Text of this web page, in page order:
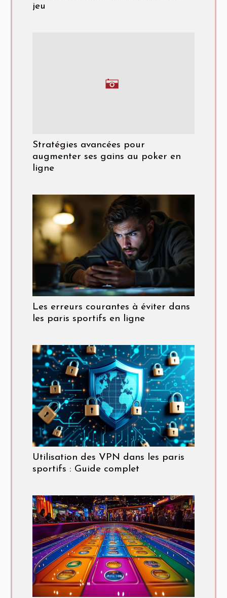
jeu
Stratégies avancées pour
augmenter ses gains au poker en
ligne
Les erreurs courantes à éviter dans
les paris sportifs en ligne
Utilisation des VPN dans les paris
sportifs : Guide complet